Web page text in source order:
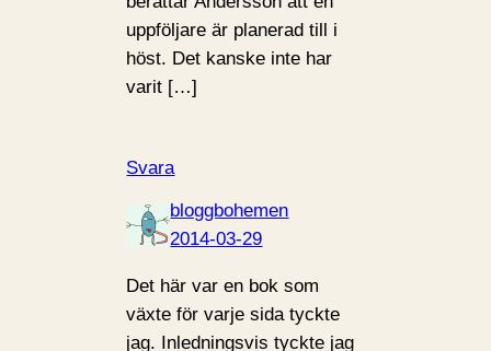
uppföljare är planerad till i
höst. Det kanske inte har
varit […]
Svara
bloggbohemen
2014-03-29
Det här var en bok som
växte för varje sida tyckte
jag. Inledningsvis tyckte jag